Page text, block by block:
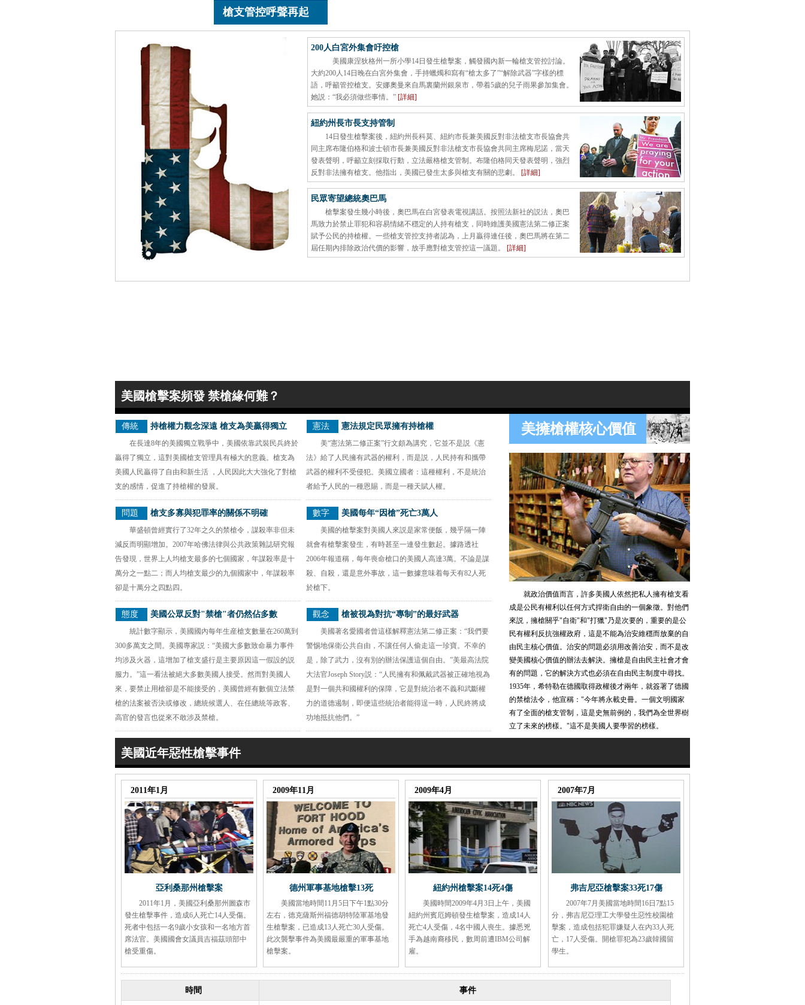
槍支管控呼聲再起
200人白宮外集會吁控槍
美國康涅狄格州一所小學14日發生槍擊案，觸發國內新一輪槍支管控討論。
大約200人14日晚在白宮外集會，手持蠟燭和寫有“槍太多了”“解除武器”字樣的標
語，呼籲管控槍支。安娜奧曼來自馬裏蘭州銀泉市，帶着5歲的兒子雨果參加集會。
她説：“我必須做些事情。” [詳細]
紐約州長市長支持管制
14日發生槍擊案後，紐約州長科莫、紐約市長兼美國反對非法槍支市長協會共
同主席布隆伯格和波士頓市長兼美國反對非法槍支市長協會共同主席梅尼諾，當天
發表聲明，呼籲立刻採取行動，立法嚴格槍支管制。布隆伯格同天發表聲明，強烈
反對非法擁有槍支。他指出，美國已發生太多與槍支有關的悲劇。 [詳細]
民眾寄望總統奧巴馬
槍擊案發生幾小時後，奧巴馬在白宮發表電視講話。按照法新社的説法，奧巴
馬致力於禁止罪犯和容易情緒不穩定的人持有槍支，同時維護美國憲法第二修正案
賦予公民的持槍權。一些槍支管控支持者認為，上月贏得連任後，奧巴馬將在第二
屆任期內排除政治代價的影響，放手應對槍支管控這一議題。 [詳細]
美國槍擊案頻發 禁槍緣何難？
傳統 持槍權力觀念深遠 槍支為美贏得獨立
在長達8年的美國獨立戰爭中，美國依靠武裝民兵終於
贏得了獨立，這對美國槍支管理具有極大的意義。槍支為
美國人民贏得了自由和新生活 ，人民因此大大強化了對槍
支的感情，促進了持槍權的發展。
憲法 憲法規定民眾擁有持槍權
美“憲法第二修正案”行文頗為講究，它並不是説《憲
法》給了人民擁有武器的權利，而是説，人民持有和攜帶
武器的權利不受侵犯。美國立國者：這種權利，不是統治
者給予人民的一種恩賜，而是一種天賦人權。
問題 槍支多寡與犯罪率的關係不明確
華盛頓曾經實行了32年之久的禁槍令，謀殺率非但未
減反而明顯增加。2007年哈佛法律與公共政策雜誌研究報
告發現，世界上人均槍支最多的七個國家，年謀殺率是十
萬分之一點二；而人均槍支最少的九個國家中，年謀殺率
卻是十萬分之四點四。
數字 美國每年“因槍”死亡3萬人
美國的槍擊案對美國人來説是家常便飯，幾乎隔一陣
就會有槍擊案發生，有時甚至一連發生數起。據路透社
2006年報道稱，每年喪命槍口的美國人高達3萬。不論是謀
殺、自殺，還是意外事故，這一數據意味着每天有82人死
於槍下。
態度 美國公眾反對"禁槍"者仍然佔多數
統計數字顯示，美國國內每年生産槍支數量在260萬到
300多萬支之間。美國專家説：“美國大多數致命暴力事件
均涉及火器，這增加了槍支盛行是主要原因這一假設的説
服力。”這一看法被絕大多數美國人接受。然而對美國人
來，要禁止用槍卻是不能接受的，美國曾經有數個立法禁
槍的法案被否決或修改，總統候選人、在任總統等政客、
高官的發言也從來不敢涉及禁槍。
觀念 槍被視為對抗“專制”的最好武器
美國著名愛國者曾這樣解釋憲法第二修正案：“我們要
警惕地保衛公共自由，不讓任何人偷走這一珍寶。不幸的
是，除了武力，沒有別的辦法保護這個自由。”美最高法院
大法官Joseph Story説：“人民擁有和佩戴武器被正確地視為
是對一個共和國權利的保障，它是對統治者不義和武斷權
力的道德遏制，即便這些統治者能得逞一時，人民終將成
功地抵抗他們。”
美擁槍權核心價值
就政治價值而言，許多美國人依然把私人擁有槍支看
成是公民有權利以任何方式捍衛自由的一個象徵。對他們
來説，擁槍關乎"自衛"和"打獵"乃是次要的，重要的是公
民有權利反抗強權政府，這是不能為治安維穩而放棄的自
由民主核心價值。治安的問題必須用改善治安，而不是改
變美國核心價值的辦法去解決。擁槍是自由民主社會才會
有的問題，它的解決方式也必須在自由民主制度中尋找。
1935年，希特勒在德國取得政權後才兩年，就簽署了德國
的禁槍法令，他宣稱："今年將永載史冊。一個文明國家
有了全面的槍支管制，這是史無前例的，我們為全世界樹
立了未來的榜樣。"這不是美國人要學習的榜樣。
美國近年惡性槍擊事件
2011年1月
亞利桑那州槍擊案
2011年1月，美國亞利桑那州圖森市
發生槍擊事件，造成6人死亡14人受傷。
死者中包括一名9歲小女孩和一名地方首
席法官。美國國會女議員吉福茲頭部中
槍受重傷。
2009年11月
德州軍事基地槍擊13死
美國當地時間11月5日下午1點30分
左右，德克薩斯州福德胡特陸軍基地發
生槍擊案，已造成13人死亡30人受傷。
此次襲擊事件為美國最嚴重的軍事基地
槍擊案。
2009年4月
紐約州槍擊案14死4傷
美國時間2009年4月3日上午，美國
紐約州賓厄姆頓發生槍擊案，造成14人
死亡4人受傷，4名中國人喪生。據悉兇
手為越南裔移民，數周前遭IBM公司解
雇。
2007年7月
弗吉尼亞槍擊案33死17傷
2007年7月美國當地時間16日7點15
分，弗吉尼亞理工大學發生惡性校園槍
擊案，造成包括犯罪嫌疑人在內33人死
亡，17人受傷。開槍罪犯為23歲韓國留
學生。
時間 事件